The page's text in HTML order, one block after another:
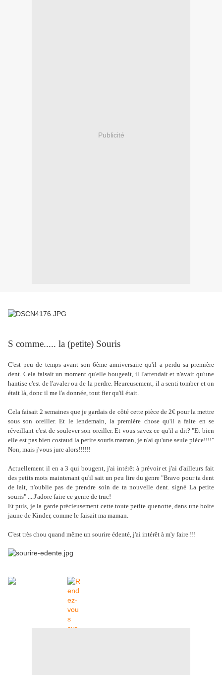
Publicité
S comme..... la (petite) Souris
C'est peu de temps avant son 6ème anniversaire qu'il a perdu sa première
dent. Cela faisait un moment qu'elle bougeait, il l'attendait et n'avait qu'une
hantise c'est de l'avaler ou de la perdre. Heureusement, il a senti tomber et on
était là, donc il me l'a donnée, tout fier qu'il était.
Cela faisait 2 semaines que je gardais de côté cette pièce de 2€ pour la mettre
sous son oreiller. Et le lendemain, la première chose qu'il a faite en se
réveillant c'est de soulever son oreiller. Et vous savez ce qu'il a dit? "Et bien
elle est pas bien costaud la petite souris maman, je n'ai qu'une seule pièce!!!!"
Non, mais j'vous jure alors!!!!!!
Actuellement il en a 3 qui bougent, j'ai intérêt à prévoir et j'ai d'ailleurs fait
des petits mots maintenant qu'il sait un peu lire du genre "Bravo pour ta dent
de lait, n'oublie pas de prendre soin de ta nouvelle dent. signé La petite
souris" ....J'adore faire ce genre de truc!
Et puis, je la garde précieusement cette toute petite quenotte, dans une boite
jaune de Kinder, comme le faisait ma maman.
C'est très chou quand même un sourire édenté, j'ai intérêt à m'y faire !!!